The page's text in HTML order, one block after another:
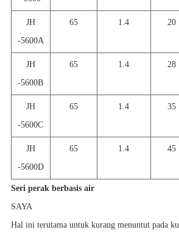
JH
-5600A
65 1.4 20
JH
-5600B
65 1.4 28
JH
-5600C
65 1.4 35
JH
-5600D
65 1.4 45
Seri perak berbasis air
SAYA
Hal ini terutama untuk kurang menuntut pada